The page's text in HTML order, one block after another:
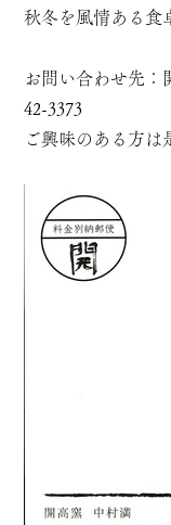
秋冬を風情ある食
お問い合わせ先
42-3373
ご興味のある方は